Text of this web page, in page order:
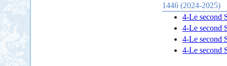
1446 (2024-2025)
4-Le second
4-Le second
4-Le second
4-Le second